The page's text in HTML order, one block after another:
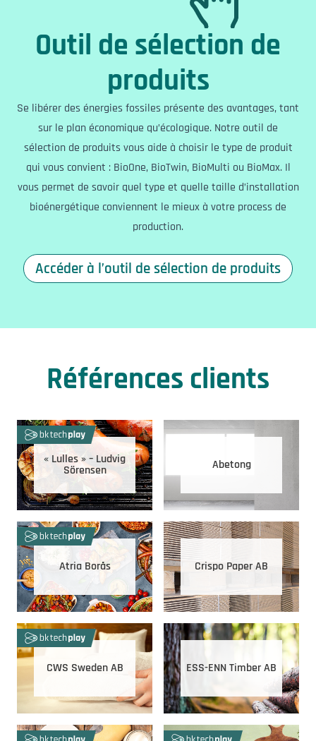
Outil de sélection de
produits
Se libérer des énergies fossiles présente des avantages, tant
sur le plan économique qu’écologique. Notre outil de
sélection de produits vous aide à choisir le type de produit
qui vous convient : BioOne, BioTwin, BioMulti ou BioMax. Il
vous permet de savoir quel type et quelle taille d’installation
bioénergétique conviennent le mieux à votre process de
production.
Accéder à l’outil de sélection de produits
Références clients
« Lulles » – Ludvig
Sörensen Abetong
Atria Borås Crispo Paper AB
CWS Sweden AB ESS-ENN Timber AB